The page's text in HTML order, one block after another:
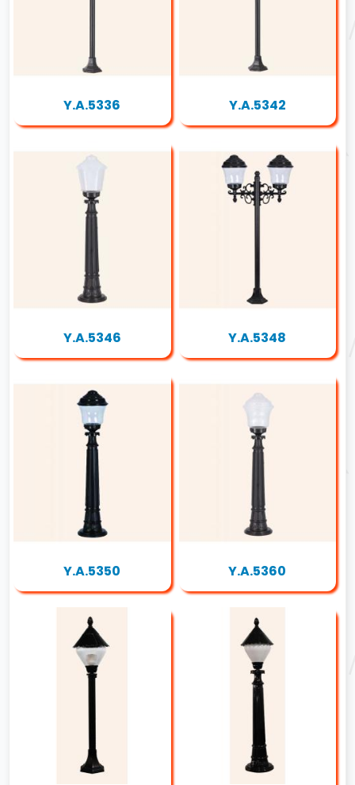
Y.A.5336 Y.A.5342
Y.A.5346 Y.A.5348
Y.A.5350 Y.A.5360